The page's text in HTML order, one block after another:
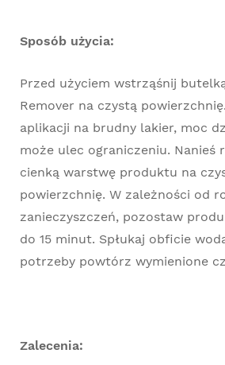
Sposób użycia:
Przed użyciem wstrząśnij
Remover na czystą
aplikacji na brudny lakier, moc
może ulec ograniczeniu. Nanieś
cienką warstwę produktu na
powierzchnię. W zależności od
zanieczyszczeń, pozostaw
do 15 minut. Spłukaj obficie
potrzeby powtórz wymienione
Zalecenia: